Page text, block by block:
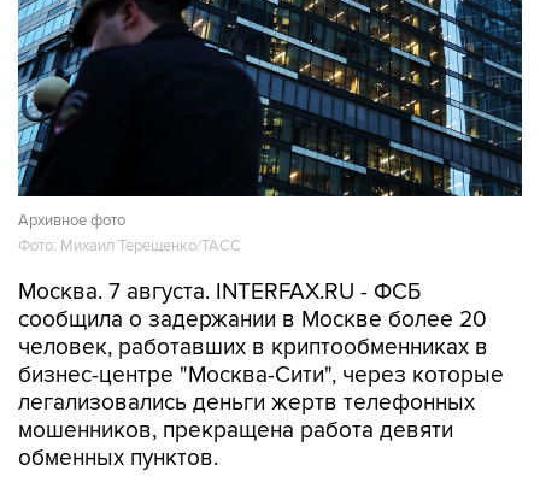
Архивное фото
Фото: Михаил Терещенко/ТАСС
Москва. 7 августа. INTERFAX.RU - ФСБ
сообщила о задержании в Москве более 20
человек, работавших в криптообменниках в
бизнес-центре "Москва-Сити", через которые
легализовались деньги жертв телефонных
мошенников, прекращена работа девяти
обменных пунктов.